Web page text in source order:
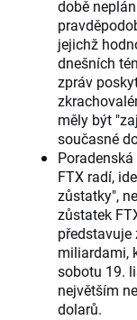
době
jejichž
dnešních
zpráv
měly být
současné
FTX radí,
zůstatky",
zůstatek
představuje
miliardami,
sobotu 19.
největším
dolarů.